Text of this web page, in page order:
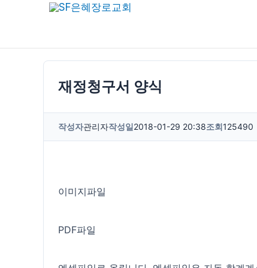
츠
재정청구서 양식
작성자관리자작성일2018-01-29 20:38조회125490
이미지파일
PDF파일